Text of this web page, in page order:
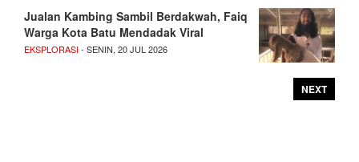
Jualan Kambing Sambil Berdakwah, Faiq
Warga Kota Batu Mendadak Viral
EKSPLORASI- SENIN, 20 JUL 2026
NEXT